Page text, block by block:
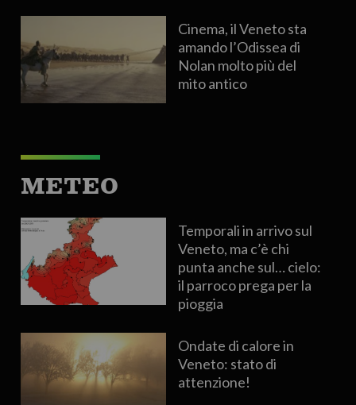
Cinema, il Veneto sta
amando l’Odissea di
Nolan molto più del
mito antico
METEO
Temporali in arrivo sul
Veneto, ma c’è chi
punta anche sul… cielo:
il parroco prega per la
pioggia
Ondate di calore in
Veneto: stato di
attenzione!